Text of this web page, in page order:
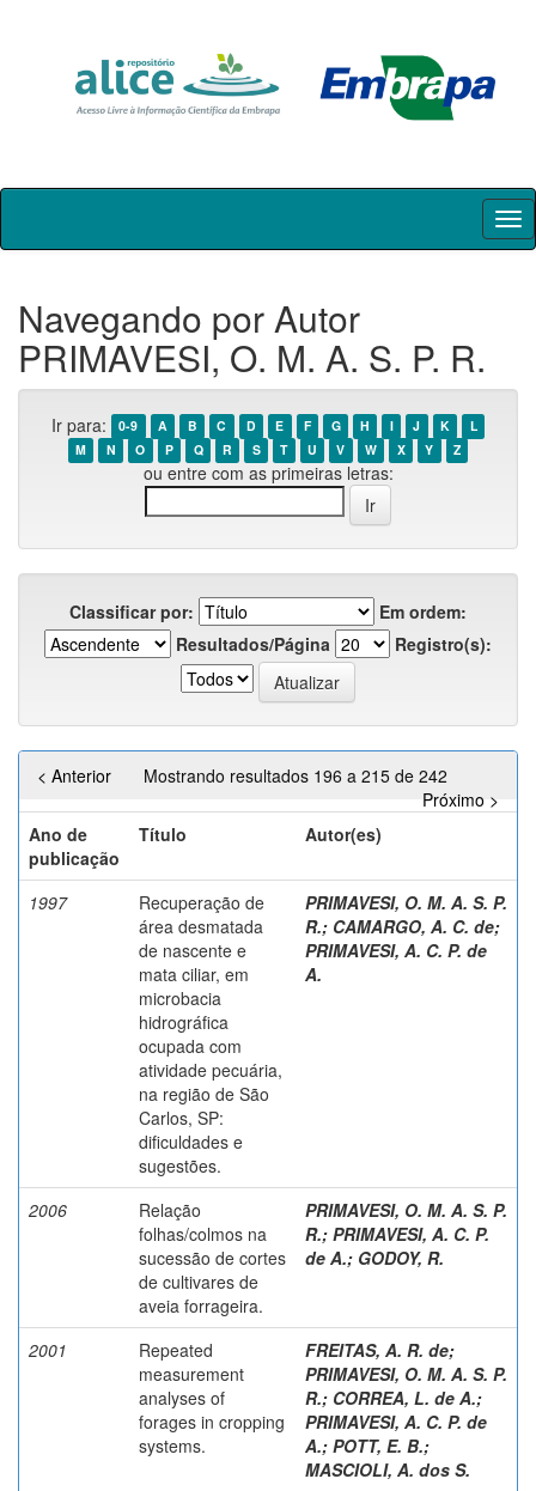
Skip
Navegando por Autor
PRIMAVESI, O. M. A. S. P. R.
Ir para: 0-9 A B C D E F G H I J K
L
M
N O P Q R S T U V W X Y Z
ou entre com as primeiras letras:
Classificar por:
Em ordem:
Resultados/Página
Registro(s):
Mostrando resultados 196 a 215 de 242
< Anterior
Próximo >
Ano de
publicação
Título Autor(es)
1997
Recuperação de
área desmatada
de nascente e
mata ciliar, em
microbacia
hidrográfica
ocupada com
atividade pecuária,
na região de São
Carlos, SP:
dificuldades e
sugestões.
PRIMAVESI, O. M. A. S. P.
R.; CAMARGO, A. C. de;
PRIMAVESI, A. C. P. de
A.
2006
Relação
folhas/colmos na
sucessão de cortes
de cultivares de
aveia forrageira.
PRIMAVESI, O. M. A. S. P.
R.; PRIMAVESI, A. C. P.
de A.; GODOY, R.
2001
Repeated
measurement
analyses of
forages in cropping
systems.
FREITAS, A. R. de;
PRIMAVESI, O. M. A. S. P.
R.; CORREA, L. de A.;
PRIMAVESI, A. C. P. de
A.; POTT, E. B.;
MASCIOLI, A. dos S.